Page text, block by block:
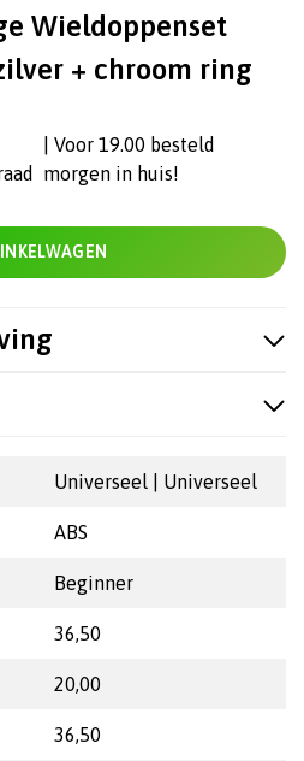
Wieldoppenset
+ chroom ring
| Voor 19.00 besteld
morgen in huis!
Universeel | Universeel
ABS
Beginner
36,50
20,00
36,50